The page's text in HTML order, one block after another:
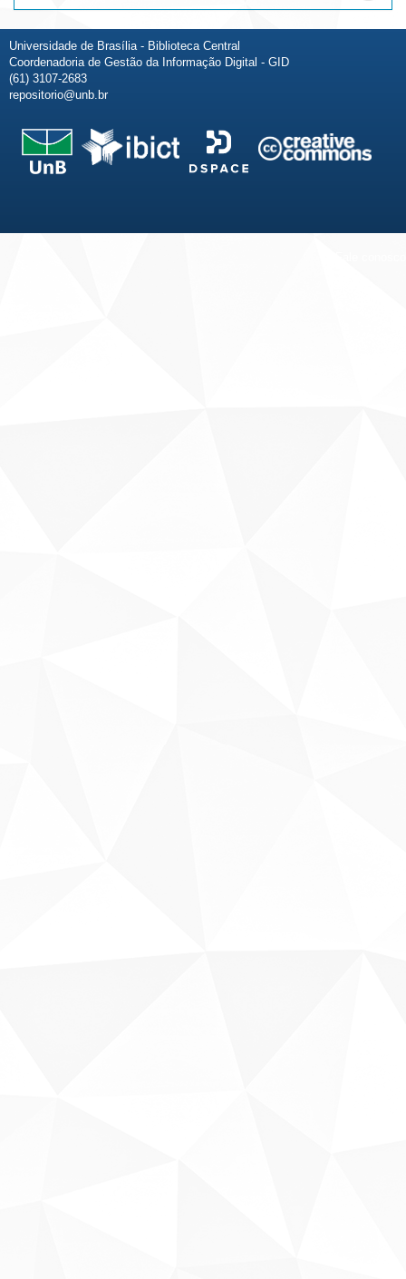
Universidade de Brasília - Biblioteca Central
Coordenadoria de Gestão da Informação Digital - GID
(61) 3107-2683
repositorio@unb.br